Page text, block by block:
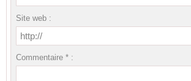
Site web :
Commentaire * :